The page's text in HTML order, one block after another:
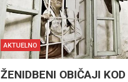
AKTUELNO
ŽENIDBENI OBIČAJI KOD